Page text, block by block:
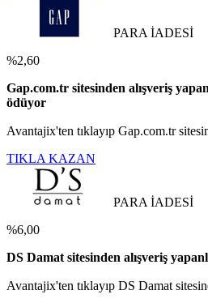
PARA İADESİ
%2,60
Gap.com.tr sitesinden alışveriş
ödüyor
Avantajix'ten tıklayıp Gap.com.tr
TIKLA KAZAN
PARA İADESİ
%6,00
DS Damat sitesinden alışveriş
Avantajix'ten tıklayıp DS Damat